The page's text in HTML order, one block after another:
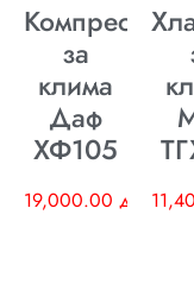
Компресор
за
клима
Даф
ХФ105
19,000.00 ден